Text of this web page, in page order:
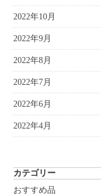
2022年10月
2022年9月
2022年8月
2022年7月
2022年6月
2022年4月
カテゴリー
おすすめ品